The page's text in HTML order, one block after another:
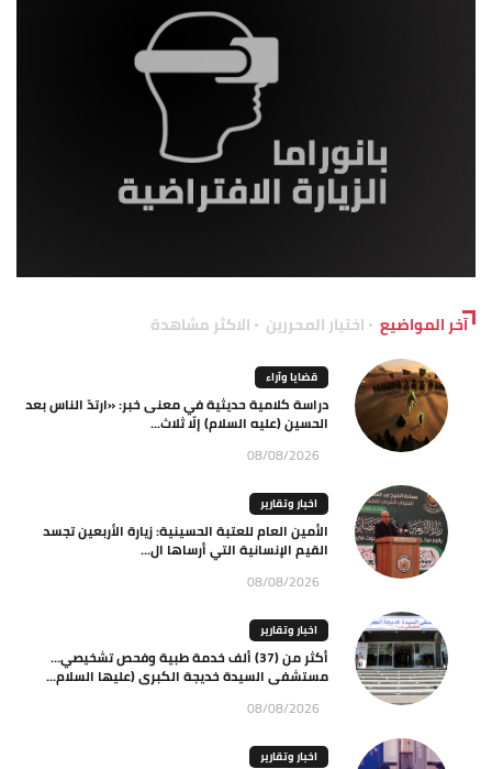
آخر المواضيع اختيار المحررين الاكثر مشاهدة
قضايا وآراء
دراسة كلامية حديثية في معنى خبر: «ارتدّ الناس بعد
الحسين (عليه السلام) إلّا ثلاث...
08/08/2026
اخبار وتقارير
الأمين العام للعتبة الحسينية: زيارة الأربعين تجسد
القيم الإنسانية التي أرساها ال...
08/08/2026
اخبار وتقارير
أكثر من (37) ألف خدمة طبية وفحص تشخيصي…
مستشفى السيدة خديجة الكبرى (عليها السلام...
08/08/2026
اخبار وتقارير